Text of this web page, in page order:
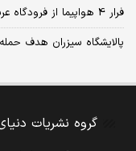
فرار 4 هواپیما از فرودگاه عربستان/ ماجرا چیست؟
پالایشگاه سیزران هدف
گروه نشریات